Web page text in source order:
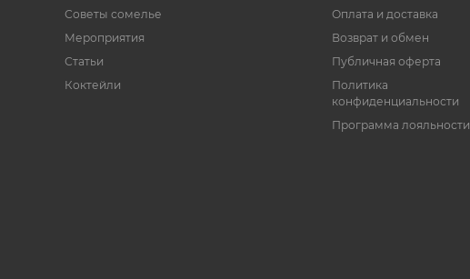
Советы сомелье
Мероприятия
Статьи
Коктейли
Оплата и доставка
Возврат и обмен
Публичная оферта
Политика
конфиденциальности
Программа лояльности